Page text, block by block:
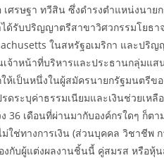
รษฐา ทวีสิน ซึ่งดำรงตำแหน่งนาย
ได้รับปริญญาตรีสาขาวิศวกรรมโย
ในสหรัฐอเมริกา และปริ
จ้าหน้าที่บริหารและประธานกลุ่มแ
ให้เป็นหนึ่งในผู้สมัครนายกรัฐมนตรี
ดระบุค่าธรรมเนียมและเงินช่วยเหลื
36 เดือนที่ผ่านมากับองค์กรใดๆ ก็ต
ใช่ทางการเงิน (ส่วนบุคคล วิชาชีพ
องกับผู้แต่งผลงานชิ้นนี้ คู่สมรส หรือ